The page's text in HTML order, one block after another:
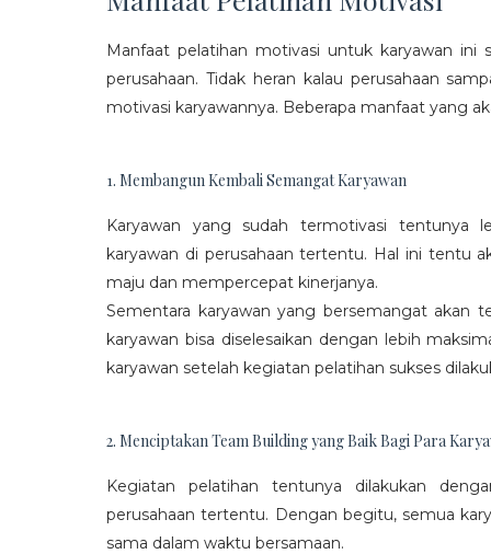
Manfaat pelatihan motivasi untuk karyawan
perusahaan. Tidak heran kalau perusahaan
motivasi karyawannya. Beberapa manfaat yang
1. Membangun Kembali Semangat Karyawan
Karyawan yang sudah termotivasi tentunya
karyawan di perusahaan tertentu. Hal ini tentu
maju dan mempercepat kinerjanya.
Sementara karyawan yang bersemangat akan
karyawan bisa diselesaikan dengan lebih
karyawan setelah kegiatan pelatihan sukses
2. Menciptakan Team Building yang Baik Bagi Para
Kegiatan pelatihan tentunya dilakukan
perusahaan tertentu. Dengan begitu, semua
sama dalam waktu bersamaan.